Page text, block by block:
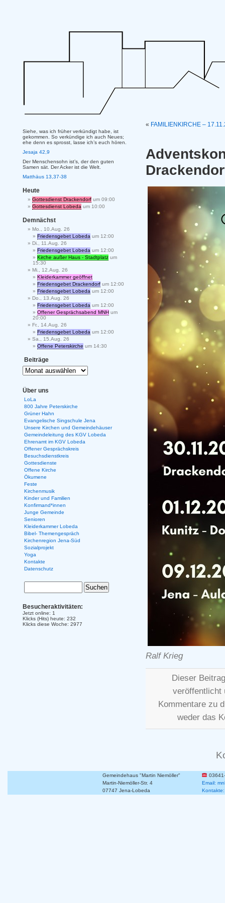
« FAMILIENKIRCHE –
Ralf Krieg
Dieser
veröffentlicht
Kommentare zu
weder das
Siehe, was ich früher verkündigt habe, ist
gekommen. So verkündige ich auch Neues;
ehe denn es sprosst, lasse ich’s euch hören.
Jesaja 42,9
Der Menschensohn ist’s, der den guten
Samen sät. Der Acker ist die Welt.
Matthäus 13,37-38
Heute
Gottesdienst Drackendorf um 09:00
Gottesdienst Lobeda um 10:00
Demnächst
Mo., 10.Aug. 26
Friedensgebet Lobeda um 12:00
Di., 11.Aug. 26
Friedensgebet Lobeda um 12:00
Kirche außer Haus - Stadtplatz um
15:30
Mi., 12.Aug. 26
Kleiderkammer geöffnet
Friedensgebet Drackendorf um 12:00
Friedensgebet Lobeda um 12:00
Do., 13.Aug. 26
Friedensgebet Lobeda um 12:00
Offener Gesprächsabend MNH um
20:00
Fr., 14.Aug. 26
Friedensgebet Lobeda um 12:00
Sa., 15.Aug. 26
Offene Peterskirche um 14:30
Beiträge
Über uns
LoLa
800 Jahre Peterskirche
Grüner Hahn
Evangelische Singschule Jena
Unsere Kirchen und Gemeindehäuser
Gemeindeleitung des KGV Lobeda
Ehrenamt im KGV Lobeda
Offener Gesprächskreis
Besuchsdienstkreis
Gottesdienste
Offene Kirche
Ökumene
Feste
Kirchenmusik
Kinder und Familien
Konfirmand*innen
Junge Gemeinde
Senioren
Kleiderkammer Lobeda
Bibel- Themengespräch
Kirchenregion Jena-Süd
Sozialprojekt
Yoga
Kontakte
Datenschutz
Besucheraktivitäten:
Jetzt online: 1
Klicks (Hits) heute: 232
Klicks diese Woche: 2977
Gemeindehaus "Martin Niemöller"
Martin-Niemöller-Str. 4
Email:
07747 Jena-Lobeda